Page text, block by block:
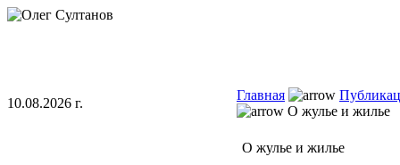
10.08.2026 г.
Главная
О жулье и жилье
О жулье и жилье